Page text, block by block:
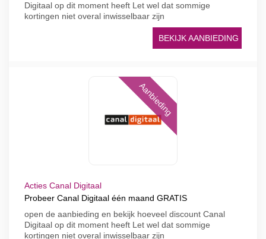
Digitaal op dit moment heeft Let wel dat sommige
kortingen niet overal inwisselbaar zijn
BEKIJK AANBIEDING
Aanbieding
Acties Canal Digitaal
Probeer Canal Digitaal één maand GRATIS
open de aanbieding en bekijk hoeveel discount Canal
Digitaal op dit moment heeft Let wel dat sommige
kortingen niet overal inwisselbaar zijn